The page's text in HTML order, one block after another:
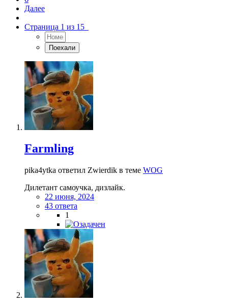
Далее
Страница 1 из 15
Farmling
pika4ytka ответил Zwierdik в теме WOG
Дилетант самоучка, дизлайк.
22 июня, 2024
43 ответа
1